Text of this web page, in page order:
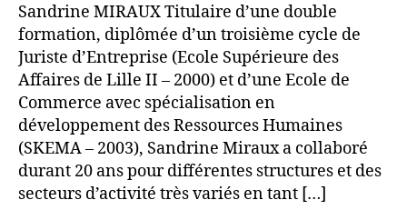
apporter
une
valeur
ajoutée
au
métier
de
DRH
?
Sandrine MIRAUX Titulaire d’une double
formation, diplômée d’un troisième cycle de
Juriste d’Entreprise (Ecole Supérieure des
Affaires de Lille II – 2000) et d’une Ecole de
Commerce avec spécialisation en
développement des Ressources Humaines
(SKEMA – 2003), Sandrine Miraux a collaboré
durant 20 ans pour différentes structures et des
secteurs d’activité très variés en tant […]